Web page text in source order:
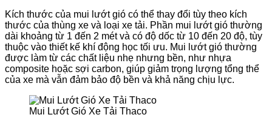
Kích thước của mui lướt gió có thể thay đổi tùy theo kích
thước của thùng xe và loại xe tải. Phần mui lướt gió thường
dài khoảng từ 1 đến 2 mét và có độ dốc từ 10 đến 20 độ, tùy
thuộc vào thiết kế khí động học tối ưu. Mui lướt gió thường
được làm từ các chất liệu nhẹ nhưng bền, như nhựa
composite hoặc sợi carbon, giúp giảm trọng lượng tổng thể
của xe mà vẫn đảm bảo độ bền và khả năng chịu lực.
Mui Lướt Gió Xe Tải Thaco